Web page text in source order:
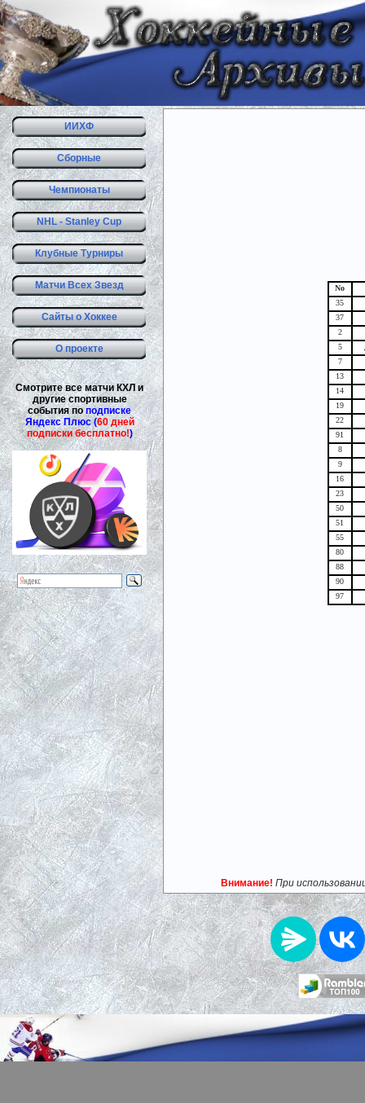
ИИХФ
Сборные
Чемпионаты
NHL - Stanley Cup
Клубные Турниры
Матчи Всех Звезд
Сайты о Хоккее
О проекте
Смотрите все матчи КХЛ и
другие спортивные
события поподписке
Яндекс Плюс (60 дней
подписки бесплатно!)
No
35
37
2
5
7
13
14
19
22
91
8
9
16
23
50
51
55
80
88
90
97
Внимание! При